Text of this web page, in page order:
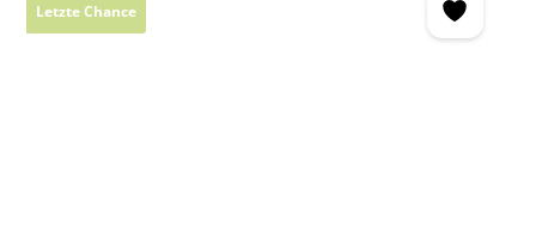
Letzte Chance